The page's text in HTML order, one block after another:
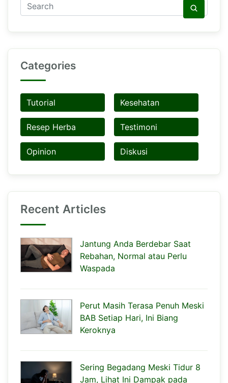
Categories
Tutorial Kesehatan
Resep Herba Testimoni
Opinion Diskusi
Recent Articles
Jantung Anda Berdebar Saat
Rebahan, Normal atau Perlu
Waspada
Perut Masih Terasa Penuh Meski
BAB Setiap Hari, Ini Biang
Keroknya
Sering Begadang Meski Tidur 8
Jam, Lihat Ini Dampak pada